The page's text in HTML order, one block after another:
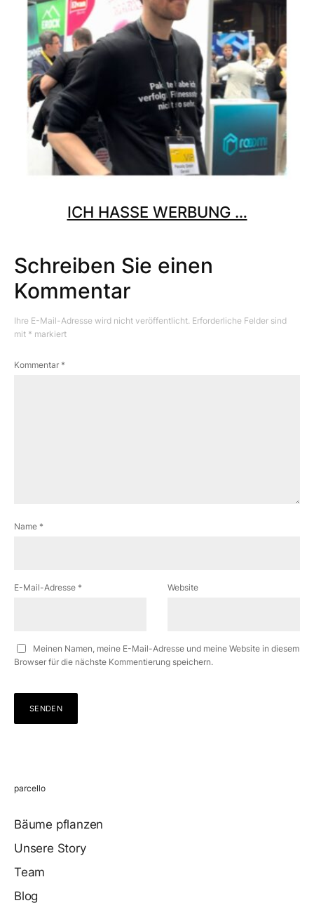
ICH HASSE WERBUNG …
Schreiben Sie einen
Kommentar
Ihre E-Mail-Adresse wird nicht veröffentlicht. Erforderliche Felder sind
mit * markiert
Kommentar *
Name *
E-Mail-Adresse * Website
Meinen Namen, meine E-Mail-Adresse und meine Website in diesem
Browser für die nächste Kommentierung speichern.
parcello
Bäume pflanzen
Unsere Story
Team
Blog